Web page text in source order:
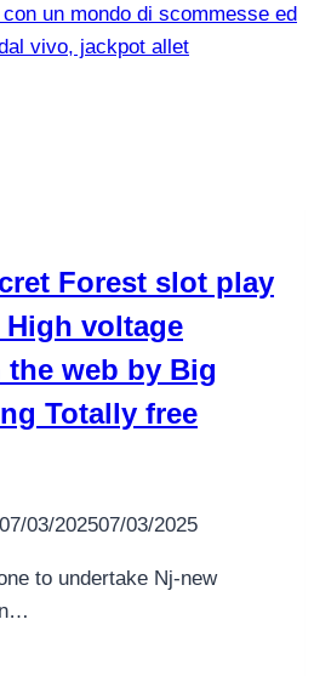
un mondo di scommesse ed
vivo, jackpot allet
Forest slot play
voltage
the web by Big
Totally free
07/03/202507/03/2025
to undertake Nj-new